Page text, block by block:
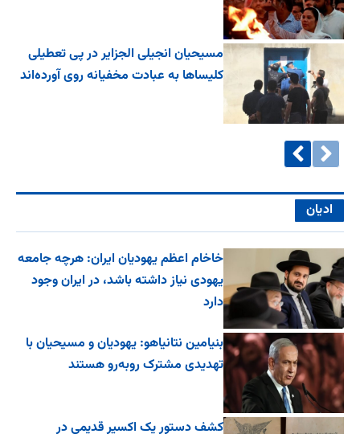
مسیحیان انجیلی الجزایر در پی تعطیلی
کلیساها به عبادت مخفیانه روی آورده‌اند
ادیان
خاخام اعظم یهودیان ایران: هرچه جامعه
یهودی نیاز داشته باشد، در ایران وجود
دارد
بنیامین نتانیاهو: یهودیان و مسیحیان با
تهدیدی مشترک روبه‌رو هستند
کشف دستور یک اکسیر قدیمی در